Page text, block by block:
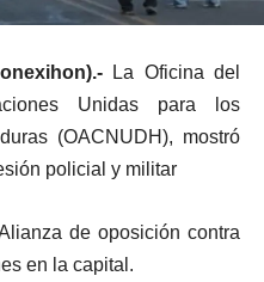
La Oficina del
Unidas para los
(OACNUDH), mostró
policial y militar
de oposición contra
en la capital.